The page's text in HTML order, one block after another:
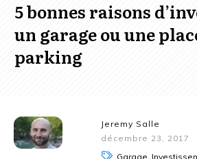
5 bonnes raisons
un garage ou une
parking
Jeremy Salle
décembre 23, 2017
Garage,